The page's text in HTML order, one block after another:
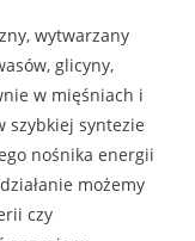
wytwarzany
glicyny,
w mięśniach i
szybkiej syntezie
nośnika energii
możemy
czy